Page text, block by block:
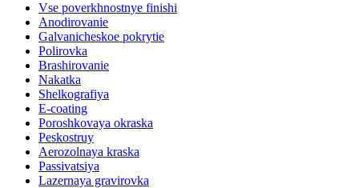
Vse poverkhnostnye finishi
Anodirovanie
Galvanicheskoe pokrytie
Polirovka
Brashirovanie
Nakatka
Shelkografiya
E-coating
Poroshkovaya okraska
Peskostruy
Aerozolnaya kraska
Passivatsiya
Lazernaya gravirovka